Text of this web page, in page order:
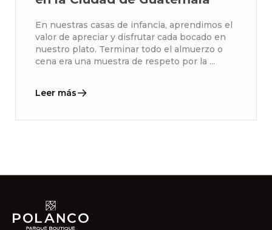
En nuestras casas de infancia, aprendimos el
valor de apreciar y disfrutar cada bocado en
nuestro plato. Terminar todo el almuerzo o
cena era una muestra de respeto por la ...
Leer más